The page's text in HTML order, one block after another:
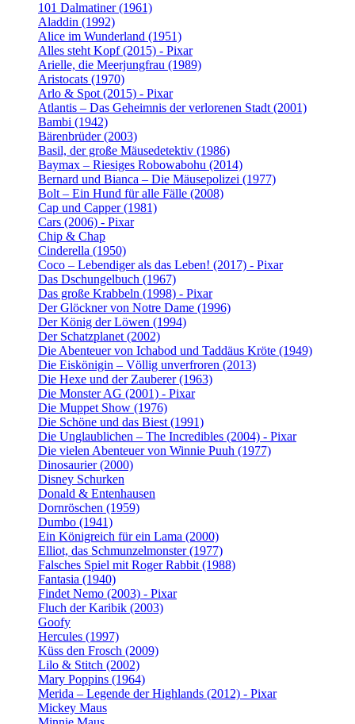
101 Dalmatiner (1961)
Aladdin (1992)
Alice im Wunderland (1951)
Alles steht Kopf (2015) - Pixar
Arielle, die Meerjungfrau (1989)
Aristocats (1970)
Arlo & Spot (2015) - Pixar
Atlantis – Das Geheimnis der verlorenen Stadt (2001)
Bambi (1942)
Bärenbrüder (2003)
Basil, der große Mäusedetektiv (1986)
Baymax – Riesiges Robowabohu (2014)
Bernard und Bianca – Die Mäusepolizei (1977)
Bolt – Ein Hund für alle Fälle (2008)
Cap und Capper (1981)
Cars (2006) - Pixar
Chip & Chap
Cinderella (1950)
Coco – Lebendiger als das Leben! (2017) - Pixar
Das Dschungelbuch (1967)
Das große Krabbeln (1998) - Pixar
Der Glöckner von Notre Dame (1996)
Der König der Löwen (1994)
Der Schatzplanet (2002)
Die Abenteuer von Ichabod und Taddäus Kröte (1949)
Die Eiskönigin – Völlig unverfroren (2013)
Die Hexe und der Zauberer (1963)
Die Monster AG (2001) - Pixar
Die Muppet Show (1976)
Die Schöne und das Biest (1991)
Die Unglaublichen – The Incredibles (2004) - Pixar
Die vielen Abenteuer von Winnie Puuh (1977)
Dinosaurier (2000)
Disney Schurken
Donald & Entenhausen
Dornröschen (1959)
Dumbo (1941)
Ein Königreich für ein Lama (2000)
Elliot, das Schmunzelmonster (1977)
Falsches Spiel mit Roger Rabbit (1988)
Fantasia (1940)
Findet Nemo (2003) - Pixar
Fluch der Karibik (2003)
Goofy
Hercules (1997)
Küss den Frosch (2009)
Lilo & Stitch (2002)
Mary Poppins (1964)
Merida – Legende der Highlands (2012) - Pixar
Mickey Maus